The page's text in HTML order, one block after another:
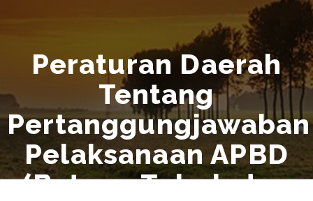
Peraturan Daerah
Tentang
Pertanggungjawaban
Pelaksanaan APBD
(Batang Tubuh dan